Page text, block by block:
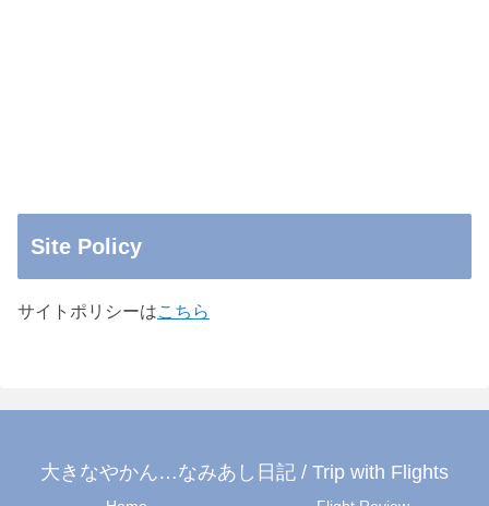
Site Policy
サイトポリシーはこちら
大きなやかん…なみあし日記 / Trip with Flights